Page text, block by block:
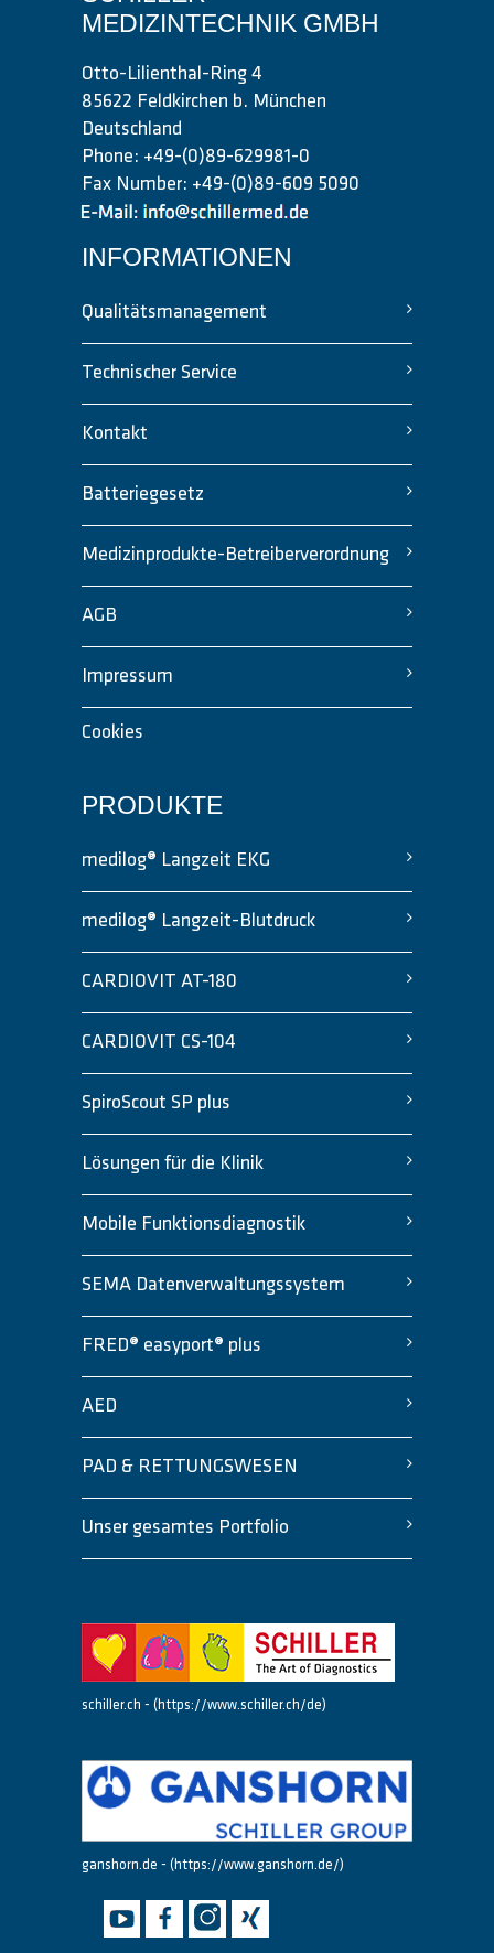
MEDIZINTECHNIK GMBH
Otto-Lilienthal-Ring 4
85622 Feldkirchen b. München
Deutschland
Phone: +49-(0)89-629981-0
Fax Number: +49-(0)89-609 5090
INFORMATIONEN
Qualitätsmanagement
Technischer Service
Kontakt
Batteriegesetz
Medizinprodukte-Betreiberverordnung
AGB
Impressum
Cookies
PRODUKTE
medilog® Langzeit EKG
medilog® Langzeit-Blutdruck
CARDIOVIT AT-180
CARDIOVIT CS-104
SpiroScout SP plus
Lösungen für die Klinik
Mobile Funktionsdiagnostik
SEMA Datenverwaltungssystem
FRED® easyport® plus
AED
PAD & RETTUNGSWESEN
Unser gesamtes Portfolio
schiller.ch - (https://www.schiller.ch/de)
ganshorn.de - (https://www.ganshorn.de/)